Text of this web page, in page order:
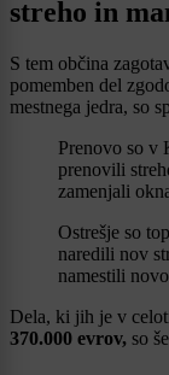
streho in
S tem občina
pomemben del
mestnega jedra, so
Prenovo so v
prenovili
zamenjali
Ostrešje so
naredili nov
namestili
Dela, ki jih je v
370.000 evrov, so